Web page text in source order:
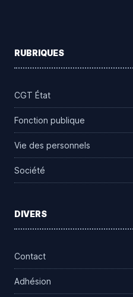
RUBRIQUES
CGT État
Fonction publique
Vie des personnels
Société
DIVERS
Contact
Adhésion